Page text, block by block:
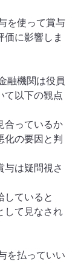
を使って賞与
価に影響しま
融機関は役員
て以下の観点
合っているか
化の要因と判
与は疑問視さ
していると
して見なされ
を払っていい